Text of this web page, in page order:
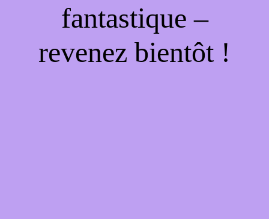
fantastique –
revenez bientôt !